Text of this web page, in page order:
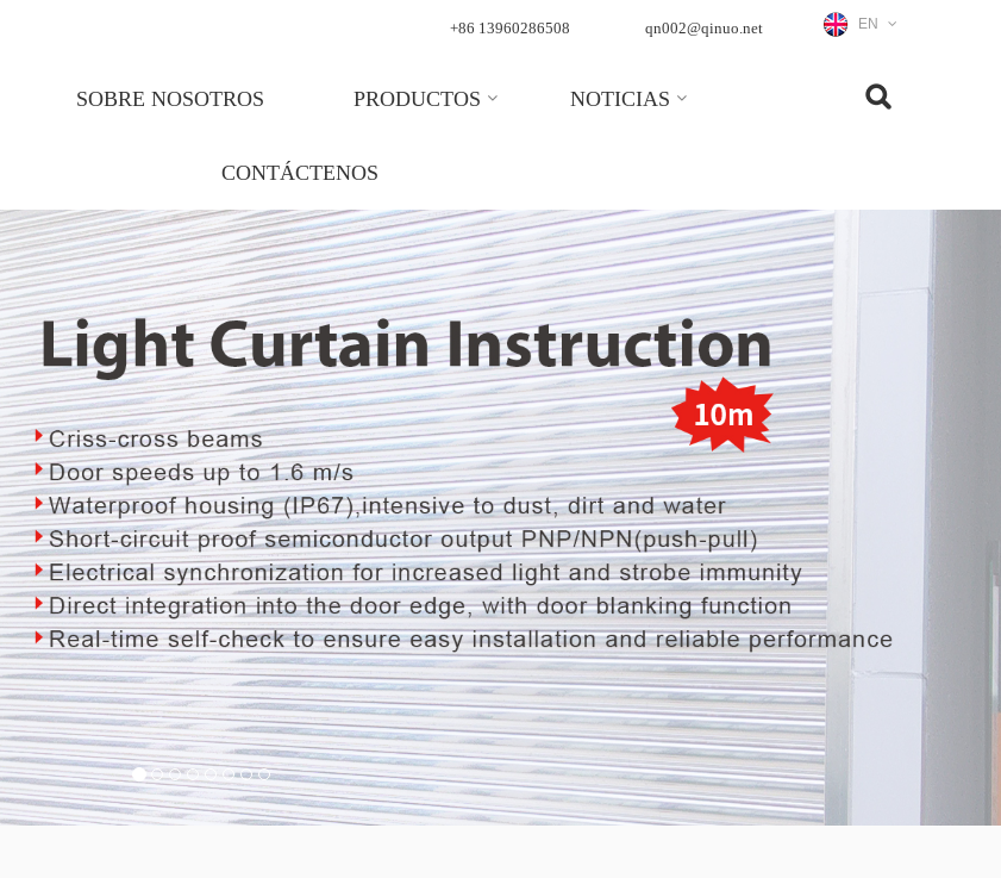
+86 13960286508 qn002@qinuo.net EN
SOBRE NOSOTROS PRODUCTOS NOTICIAS
CONTÁCTENOS